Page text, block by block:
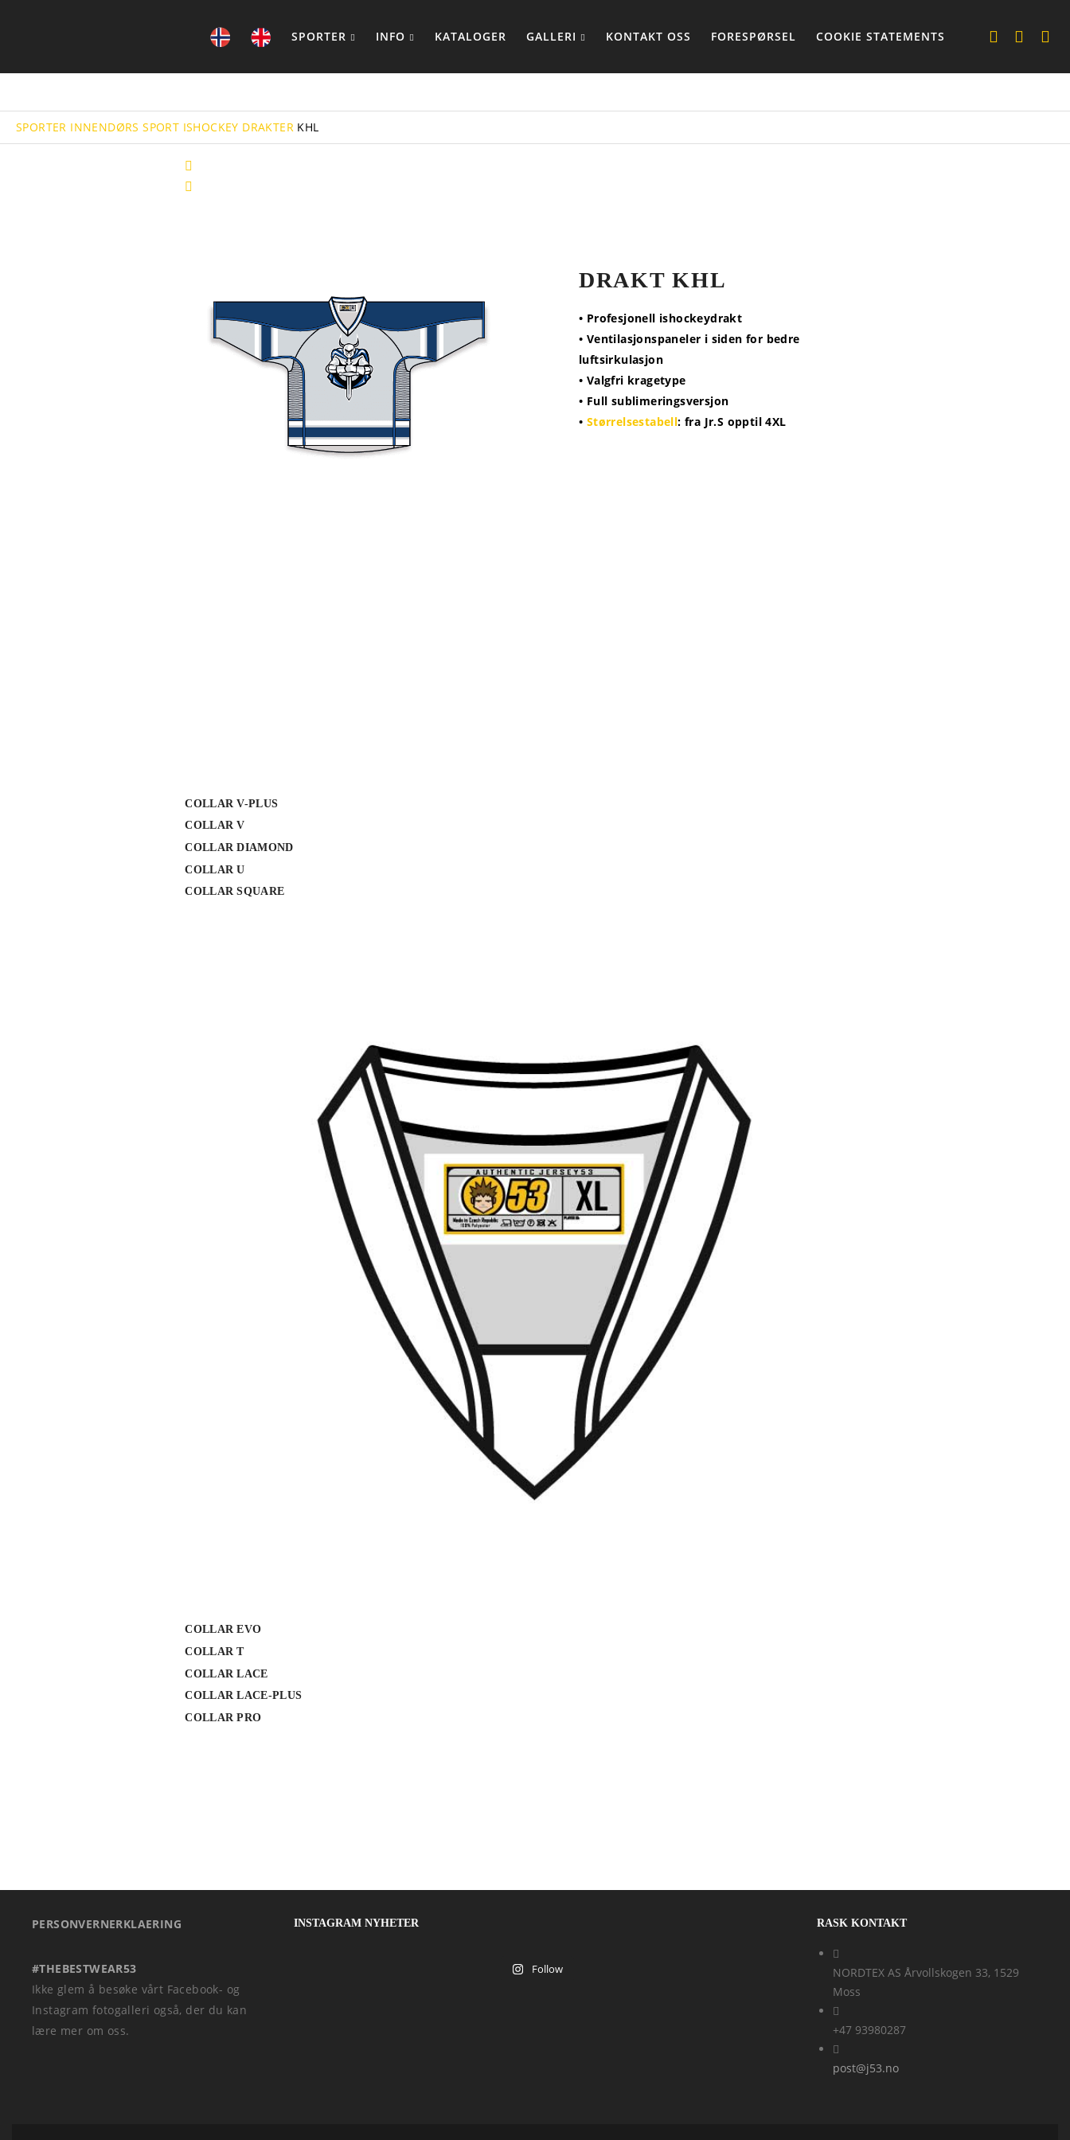
SPORTER INFO KATALOGER GALLERI KONTAKT OSS FORESPØRSEL COOKIE STATEMENTS
SPORTER INNENDØRS SPORT ISHOCKEY DRAKTER KHL
DRAKT KHL
• Profesjonell ishockeydrakt
• Ventilasjonspaneler i siden for bedre
luftsirkulasjon
• Valgfri kragetype
• Full sublimeringsversjon
• Størrelsestabell: fra Jr.S opptil 4XL
COLLAR V-PLUS
COLLAR V
COLLAR DIAMOND
COLLAR U
COLLAR SQUARE
COLLAR EVO
COLLAR T
COLLAR LACE
COLLAR LACE-PLUS
COLLAR PRO
PERSONVERNERKLAERING
#THEBESTWEAR53
Ikke glem å besøke vårt Facebook- og
Instagram fotogalleri også, der du kan
lære mer om oss.
INSTAGRAM NYHETER
Follow
RASK KONTAKT
NORDTEX AS Årvollskogen 33, 1529
Moss
+47 93980287
post@j53.no